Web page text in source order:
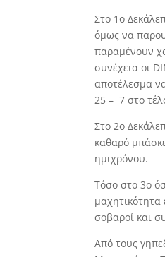
Στο 1ο
όμως να
παραμένουν
συνέχεια οι
αποτέλεσμα
25 – 7 στο
Στο 2ο
καθαρό
ημιχρόνου.
Τόσο στο 3ο
σοβαροί και
Από τους